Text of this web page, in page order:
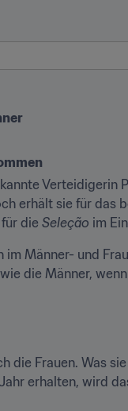
Verteidigerin
erhält sie für das
die Seleção im
Männer- und
die Männer,
die Frauen. Was
erhalten, wird